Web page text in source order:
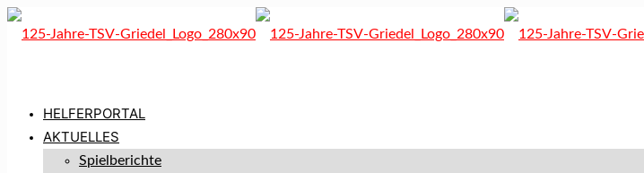
HELFERPORTAL
AKTUELLES
Spielberichte